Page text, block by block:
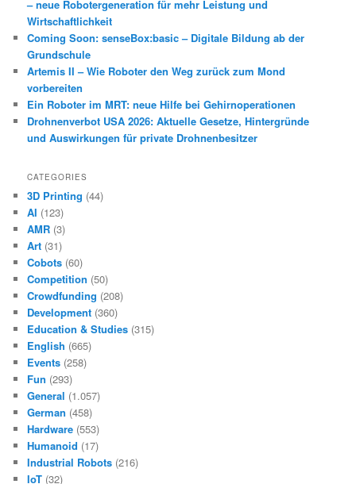
– neue Robotergeneration für mehr Leistung und
Wirtschaftlichkeit
Coming Soon: senseBox:basic – Digitale Bildung ab der
Grundschule
Artemis II – Wie Roboter den Weg zurück zum Mond
vorbereiten
Ein Roboter im MRT: neue Hilfe bei Gehirnoperationen
Drohnenverbot USA 2026: Aktuelle Gesetze, Hintergründe
und Auswirkungen für private Drohnenbesitzer
CATEGORIES
3D Printing (44)
AI (123)
AMR (3)
Art (31)
Cobots (60)
Competition (50)
Crowdfunding (208)
Development (360)
Education & Studies (315)
English (665)
Events (258)
Fun (293)
General (1.057)
German (458)
Hardware (553)
Humanoid (17)
Industrial Robots (216)
IoT (32)